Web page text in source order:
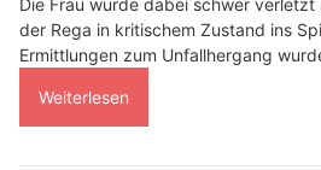
Die Frau wurde dabei schwer
der Rega in kritischem Zustand ins
Ermittlungen zum Unfallhergang
Weiterlesen